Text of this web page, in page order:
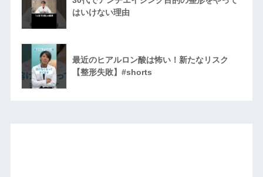
はいけない理由
最近のヒアルロン酸は怖い！新たなリスク
【整形失敗】#shorts